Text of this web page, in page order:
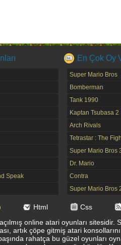
Speak
En Çok Oy
Super Mario Bros
Bomberman
Tank 1990
Kaptan Tsubasa 2
Arch Rivals
Tetrastar : The
Super Mario Bros
Dr. Mario
Contra
Super Mario Bros
Html
Css
online atari oyunları
artık çöpe gitmiş atari
rahatça bu güzel oyunları